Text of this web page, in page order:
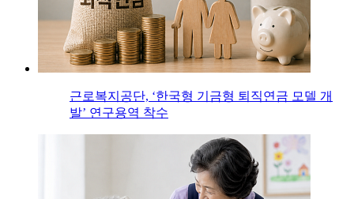
근로복지공단, ‘한국형 기금형 퇴직연금 모델 개
발’ 연구용역 착수